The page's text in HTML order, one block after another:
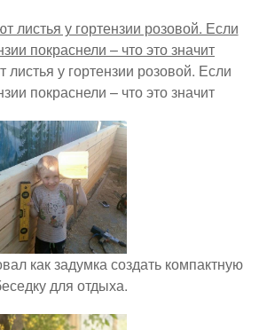
у гортензии розовой. Если
покраснели – что это значит
как задумка создать компактную
для отдыха.